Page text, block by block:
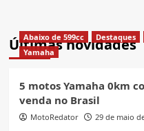
Últimas novidades
Abaixo de 599cc Destaques
Yamaha
5 motos Yamaha 0km
venda no Brasil
MotoRedator
29 de maio